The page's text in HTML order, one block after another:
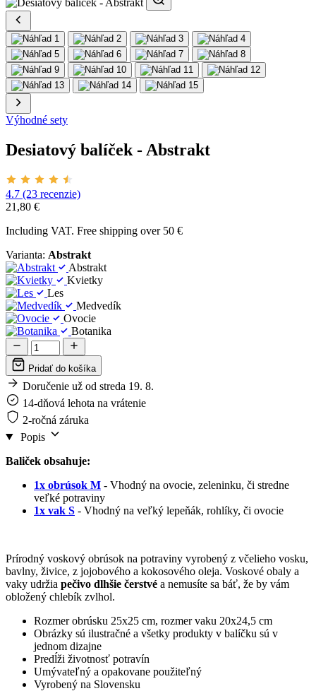
Výhodné sety
Desiatový balíček - Abstrakt
4.7 (23 recenzie)
21,80 €
Including VAT. Free shipping over 50 €
Varianta: Abstrakt
Abstrakt
Kvietky
Les
Medvedík
Ovocie
Botanika
Pridať do košíka
Doručenie už od streda 19. 8.
14-dňová lehota na vrátenie
2-ročná záruka
Popis
Baliček obsahuje:
1x obrúsok M - Vhodný na ovocie, zeleninku, či stredne
veľké potraviny
1x vak S - Vhodný na veľký lepeňák, rohlíky, či ovocie
Prírodný voskový obrúsok na potraviny vyrobený z včelieho vosku,
bavlny, živice, z jojobového a kokosového oleja. Voskové obaly a
vaky udržia pečivo dlhšie čerstvé a nemusíte sa báť, že by vám
obložený chlebík zvlhol.
Rozmer obrúsku 25x25 cm, rozmer vaku 20x24,5 cm
Obrázky sú ilustračné a všetky produkty v balíčku sú v
jednom dizajne
Predĺži životnosť potravín
Umývateľný a opakovane použiteľný
Vyrobený na Slovensku